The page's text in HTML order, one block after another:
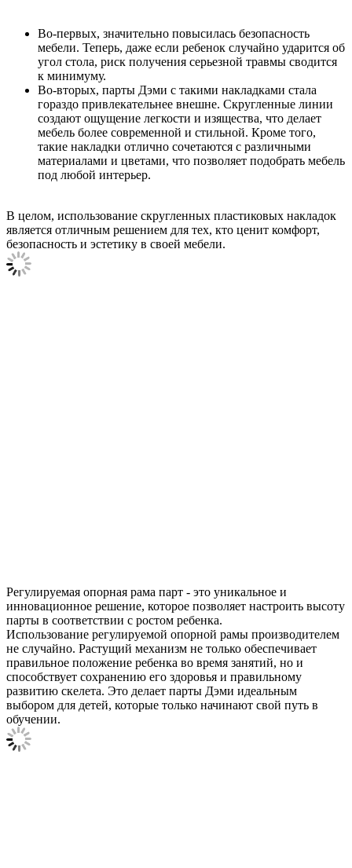
Во-первых, значительно повысилась безопасность
мебели. Теперь, даже если ребенок случайно ударится об
угол стола, риск получения серьезной травмы сводится
к минимуму.
Во-вторых, парты Дэми с такими накладками стала
гораздо привлекательнее внешне. Скругленные линии
создают ощущение легкости и изящества, что делает
мебель более современной и стильной. Кроме того,
такие накладки отлично сочетаются с различными
материалами и цветами, что позволяет подобрать мебель
под любой интерьер.
В целом, использование скругленных пластиковых накладок
является отличным решением для тех, кто ценит комфорт,
безопасность и эстетику в своей мебели.
Регулируемая опорная рама парт - это уникальное и
инновационное решение, которое позволяет настроить высоту
парты в соответствии с ростом ребенка.
Использование регулируемой опорной рамы производителем
не случайно. Растущий механизм не только обеспечивает
правильное положение ребенка во время занятий, но и
способствует сохранению его здоровья и правильному
развитию скелета. Это делает парты Дэми идеальным
выбором для детей, которые только начинают свой путь в
обучении.